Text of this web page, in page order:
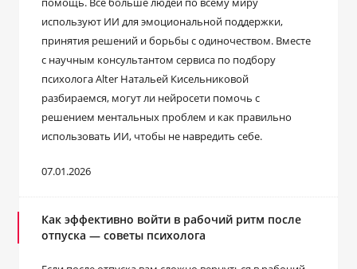
используют ИИ для эмоциональной поддержки,
принятия решений и борьбы с одиночеством. Вместе
с научным консультантом сервиса по подбору
психолога Alter Натальей Кисельниковой
разбираемся, могут ли нейросети помочь с
решением ментальных проблем и как правильно
использовать ИИ, чтобы не навредить себе.
07.01.2026
Как эффективно войти в рабочий ритм после
отпуска ― советы психолога